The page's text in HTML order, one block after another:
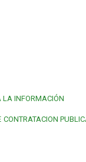
LA INFORMACIÓN